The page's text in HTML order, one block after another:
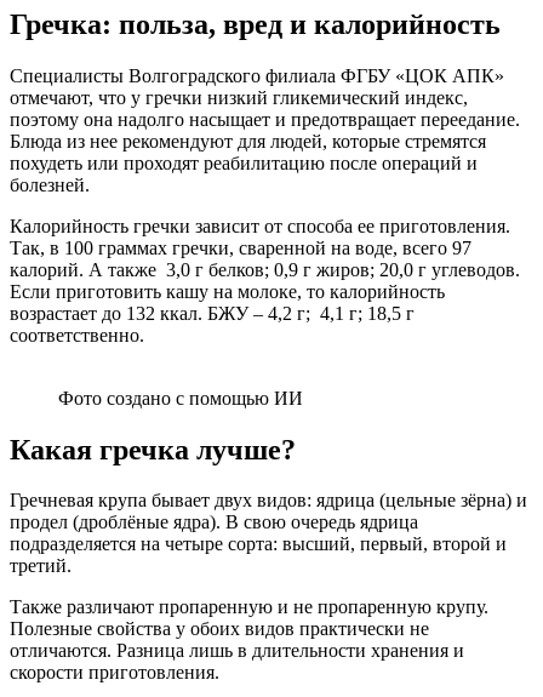
Гречка: польза, вред и калорийность
Специалисты Волгоградского филиала ФГБУ «ЦОК АПК»
отмечают, что у гречки низкий гликемический индекс,
поэтому она надолго насыщает и предотвращает переедание.
Блюда из нее рекомендуют для людей, которые стремятся
похудеть или проходят реабилитацию после операций и
болезней.
Калорийность гречки зависит от способа ее приготовления.
Так, в 100 граммах гречки, сваренной на воде, всего 97
калорий. А также 3,0 г белков; 0,9 г жиров; 20,0 г углеводов.
Если приготовить кашу на молоке, то калорийность
возрастает до 132 ккал. БЖУ – 4,2 г; 4,1 г; 18,5 г
соответственно.
Фото создано с помощью ИИ
Какая гречка лучше?
Гречневая крупа бывает двух видов: ядрица (цельные зёрна) и
продел (дроблёные ядра). В свою очередь ядрица
подразделяется на четыре сорта: высший, первый, второй и
третий.
Также различают пропаренную и не пропаренную крупу.
Полезные свойства у обоих видов практически не
отличаются. Разница лишь в длительности хранения и
скорости приготовления.